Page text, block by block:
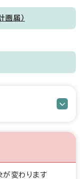
画届）
変わります